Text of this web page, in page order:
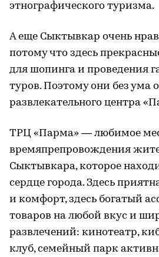
этнографического туризма.
А еще Сыктывкар очень
потому что здесь
для шопинга и проведения
туров. Поэтому они без ума
развлекательного центра
ТРЦ «Парма» — любимое
времяпрепровождения
Сыктывкара, которое
сердце города. Здесь
и комфорт, здесь богатый
товаров на любой вкус и
развлечений: кинотеатр,
клуб, семейный парк